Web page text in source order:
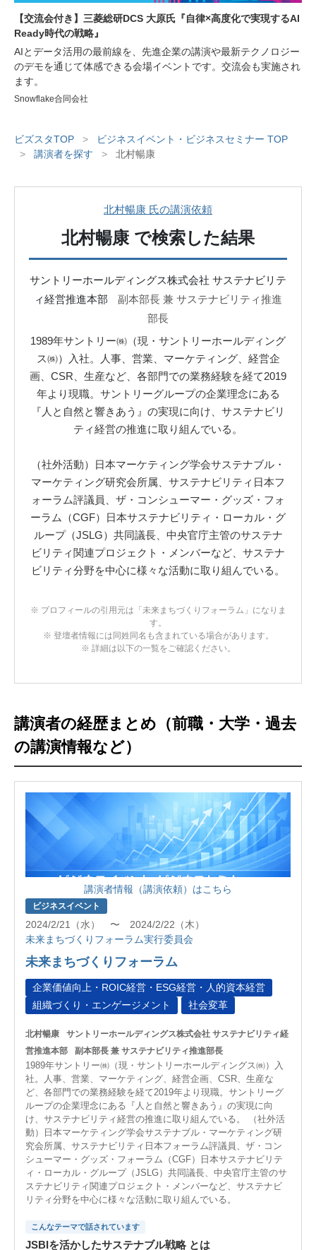
【交流会付き】三菱総研DCS 大原氏『自律×高度化で実現するAI
Ready時代の戦略』
AIとデータ活用の最前線を、先進企業の講演や最新テクノロジー
のデモを通じて体感できる会場イベントです。交流会も実施され
ます。
Snowflake合同会社
ビズスタTOP >
ビジネスイベント・ビジネスセミナー TOP
>
講演者を探す > 北村暢康
北村暢康 氏の講演依頼
北村暢康 で検索した結果
サントリーホールディングス株式会社 サステナビリテ
ィ経営推進本部
副本部長 兼 サステナビリティ推進
部長
1989年サントリー㈱（現・サントリーホールディング
ス㈱）入社。人事、営業、マーケティング、経営企
画、CSR、生産など、各部門での業務経験を経て2019
年より現職。サントリーグループの企業理念にある
『人と自然と響きあう』の実現に向け、サステナビリ
ティ経営の推進に取り組んでいる。
（社外活動）日本マーケティング学会サステナブル・
マーケティング研究会所属、サステナビリティ日本フ
ォーラム評議員、ザ・コンシューマー・グッズ・フォ
ーラム（CGF）日本サステナビリティ・ローカル・グ
ループ（JSLG）共同議長、中央官庁主管のサステナ
ビリティ関連プロジェクト・メンバーなど、サステナ
ビリティ分野を中心に様々な活動に取り組んでいる。
※ プロフィールの引用元は「未来まちづくりフォーラム」になりま
す。
※ 登壇者情報には同姓同名も含まれている場合があります。
※ 詳細は以下の一覧をご確認ください。
講演者の経歴まとめ（前職・大学・過去
の講演情報など）
講演者情報（講演依頼）はこちら
ビジネスイベント
2024/2/21（水） 〜 2024/2/22（木）
未来まちづくりフォーラム実行委員会
未来まちづくりフォーラム
企業価値向上・ROIC経営・ESG経営・人的資本経営
組織づくり・エンゲージメント
社会変革
北村暢康
サントリーホールディングス株式会社 サステナビリティ経
営推進本部
副本部長 兼 サステナビリティ推進部長
1989年サントリー㈱（現・サントリーホールディングス㈱）入
社。人事、営業、マーケティング、経営企画、CSR、生産な
ど、各部門での業務経験を経て2019年より現職。サントリーグ
ループの企業理念にある『人と自然と響きあう』の実現に向
け、サステナビリティ経営の推進に取り組んでいる。 （社外活
動）日本マーケティング学会サステナブル・マーケティング研
究会所属、サステナビリティ日本フォーラム評議員、ザ・コン
シューマー・グッズ・フォーラム（CGF）日本サステナビリテ
ィ・ローカル・グループ（JSLG）共同議長、中央官庁主管のサ
ステナビリティ関連プロジェクト・メンバーなど、サステナビ
リティ分野を中心に様々な活動に取り組んでいる。
こんなテーマで話されています
JSBIを活かしたサステナブル戦略 とは